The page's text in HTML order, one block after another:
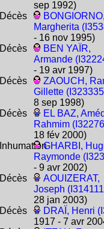
sep 1992)
Décès
BONGIORNO,
Margherita
- 16 nov 1995)
Décès
BEN YAÏR,
Armande
- 19 avr 1997)
Décès
ZAOUCH,
Gillette
8 sep 1998)
Décès
EL BAZ,
Rahmim
18 fév 2000)
InhumationGHARBI,
Raymonde
- 9 avr 2002)
Décès
AOUIZERAT,
Joseph
28 jan 2003)
Décès DRAÏ, Henri
1917 - 7 avr